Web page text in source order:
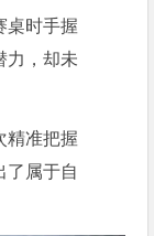
时手握
力，却未
准把握
了属于自